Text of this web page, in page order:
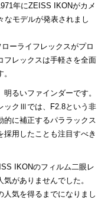
年にZEISS IKONがカメ
なモデルが発表されまし
ーライフレックスがプロ
フレックスは手軽さを全面
るいファインダーです。
ックⅢでは、F2.8という非
に補正するパララックス
用したことも注目すべき
IKONのフィルム二眼レ
がありませんでした。
人気を得るまでになりまし